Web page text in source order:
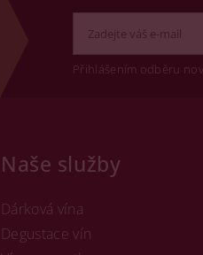
Přihlášením odběru
Naše služby
Dárková vína
Degustace vín